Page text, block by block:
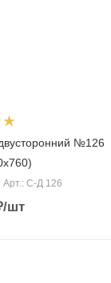
№126
Арт.: С-Д 126
/шт